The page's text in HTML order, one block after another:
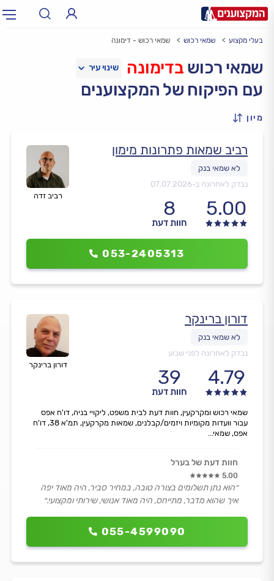
עירעיר: תל אביב, חיפה…
בעלי מקצוע שמאי רכוש שמאי רכוש - דימונה
שמאי רכוש בדימונה
עם הפיקוח של המקצוענים
מיון
רביב זדה
רביב שמאות פתרונות מימון
נבדק לאחרונה ב-07.07.2026
5.00
8
חוות דעת
053-2405313
דורון ברינקר
דורון ברינקר
נבדק לאחרונה לפני שבוע
4.79
39
חוות דעת
055-4599090
שמאי רכוש ומקרקעין, חוות דעת לבית משפט, ליקויי בניה, דו'ח אפס
עבור וועדות מקומיות ויזמים/קבלנים, שמאות מקרקעין, תמ'א 38, דו'ח
אפס, שמאי...
חוות דעת של בערל
5.00
״הוא נתן תשלומים בצורה טובה, במחיר סביר, היה מאוד יפה
איך שהוא מדבר, מתייחס, היה מאוד אנושי, שירותי ומקצועי.״